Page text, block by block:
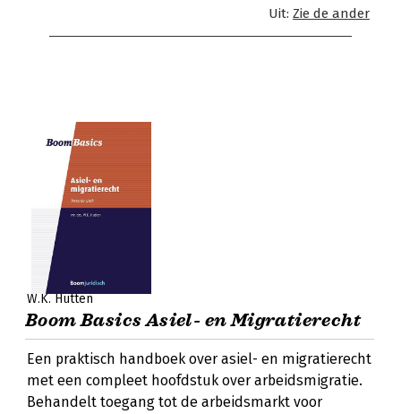
Uit: Zie de ander
W.K. Hutten
Boom Basics Asiel- en Migratierecht
Een praktisch handboek over asiel- en migratierecht
met een compleet hoofdstuk over arbeidsmigratie.
Behandelt toegang tot de arbeidsmarkt voor